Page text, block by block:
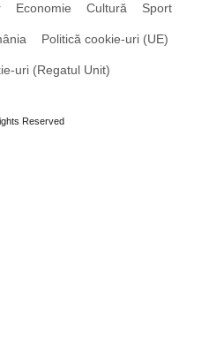
Economie Cultură Sport
Politică cookie-uri (UE)
uri (Regatul Unit)
Reserved